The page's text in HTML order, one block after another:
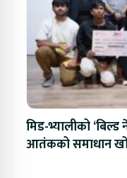
मिड-भ्यालीको
आतंकको समाधान